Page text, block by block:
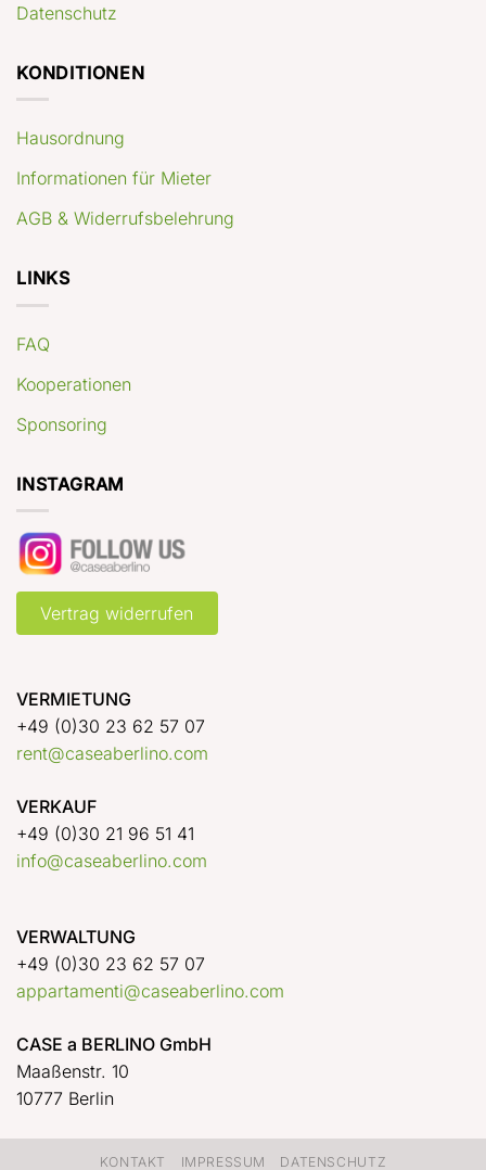
Datenschutz
KONDITIONEN
Hausordnung
Informationen für Mieter
AGB & Widerrufsbelehrung
LINKS
FAQ
Kooperationen
Sponsoring
INSTAGRAM
Vertrag widerrufen
VERMIETUNG
+49 (0)30 23 62 57 07
rent@caseaberlino.com
VERKAUF
+49 (0)30 21 96 51 41
info@caseaberlino.com
VERWALTUNG
+49 (0)30 23 62 57 07
appartamenti@caseaberlino.com
CASE a BERLINO GmbH
Maaßenstr. 10
10777 Berlin
KONTAKT IMPRESSUM DATENSCHUTZ